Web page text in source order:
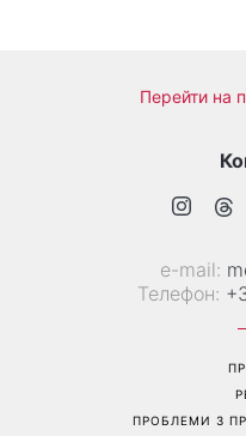
Перейти на
е-mail:
Телефон:
ПРОБЛЕМИ З